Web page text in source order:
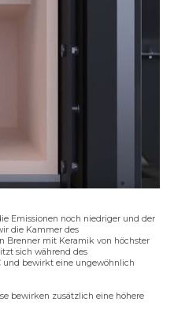
Emissionen noch niedriger und der
die Kammer des
Brenner mit Keramik von höchster
sich während des
und bewirkt eine ungewöhnlich
bewirken zusätzlich eine höhere